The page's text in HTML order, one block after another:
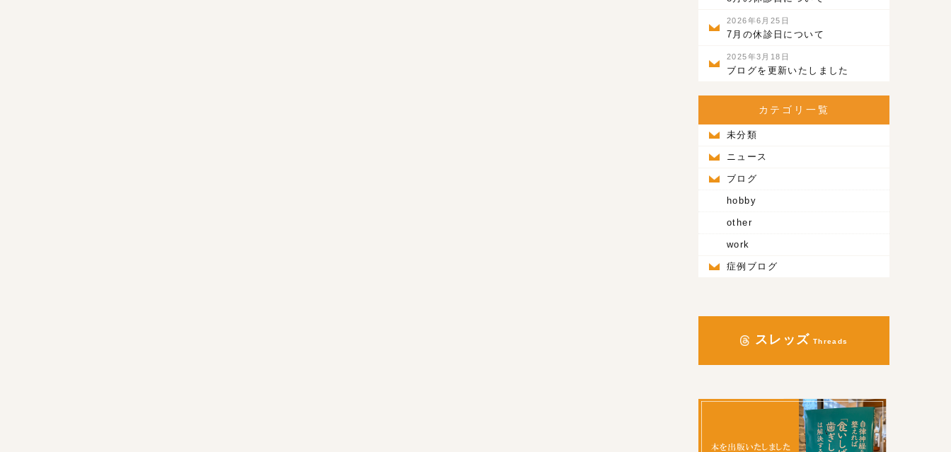
2026年6月25日
7月の休診日について
2025年3月18日
ブログを更新いたしました
カテゴリ一覧
未分類
ニュース
ブログ
hobby
other
work
症例ブログ
スレッズ Threads